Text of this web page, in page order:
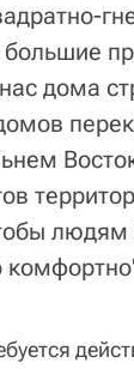
дома